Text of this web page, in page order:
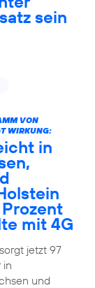
sein
VON
WIRKUNG:
in
mit 4G
jetzt 97
in
und